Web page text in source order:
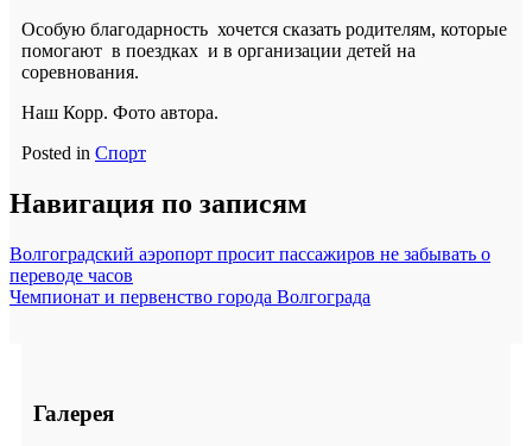
Особую благодарность хочется сказать родителям, которые
помогают в поездках и в организации детей на
соревнования.
Наш Корр. Фото автора.
Posted in Спорт
Навигация по записям
Волгоградский аэропорт просит пассажиров не забывать о
переводе часов
Чемпионат и первенство города Волгограда
Галерея